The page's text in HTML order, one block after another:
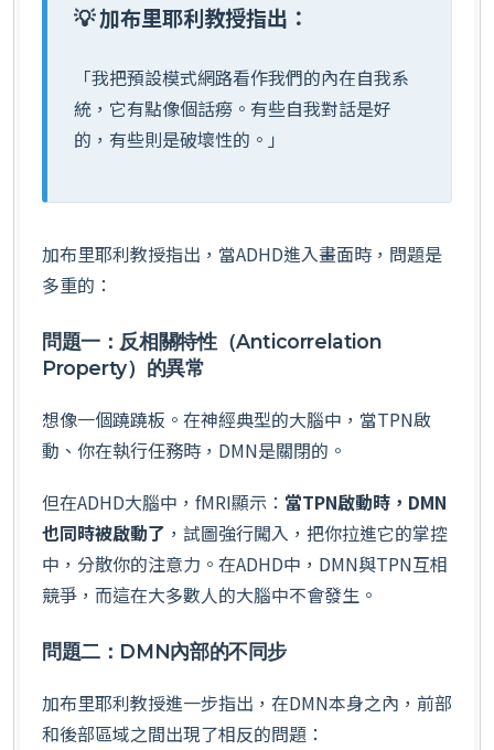
💡 加布里耶利教授指出：
「我把預設模式網路看作我們的內在自我系
統，它有點像個話癆。有些自我對話是好
的，有些則是破壞性的。」
加布里耶利教授指出，當ADHD進入畫面時，問題是
多重的：
問題一：反相關特性（Anticorrelation
Property）的異常
想像一個蹺蹺板。在神經典型的大腦中，當TPN啟
動、你在執行任務時，DMN是關閉的。
但在ADHD大腦中，fMRI顯示： 當TPN啟動時，DMN
也同時被啟動了 ，試圖強行闖入，把你拉進它的掌控
中，分散你的注意力。在ADHD中，DMN與TPN互相
競爭，而這在大多數人的大腦中不會發生。
問題二：DMN內部的不同步
加布里耶利教授進一步指出，在DMN本身之內，前部
和後部區域之間出現了相反的問題：